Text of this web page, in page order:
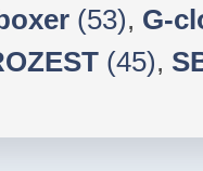
boxer (53), G-
(45),